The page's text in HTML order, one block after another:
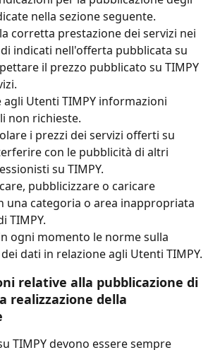
nella sezione seguente.
corretta prestazione dei servizi nei
indicati nell'offerta pubblicata su
il prezzo pubblicato su TIMPY
agli Utenti TIMPY informazioni
non richieste.
i prezzi dei servizi offerti su
con le pubblicità di altri
su TIMPY.
pubblicizzare o caricare
una categoria o area inappropriata
TIMPY.
ogni momento le norme sulla
dati in relazione agli Utenti TIMPY.
relative alla pubblicazione di
realizzazione della
TIMPY devono essere sempre